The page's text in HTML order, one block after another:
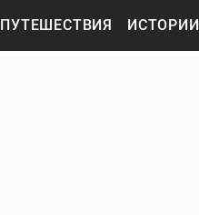
ПУТЕШЕСТВИЯ ИСТОРИИ